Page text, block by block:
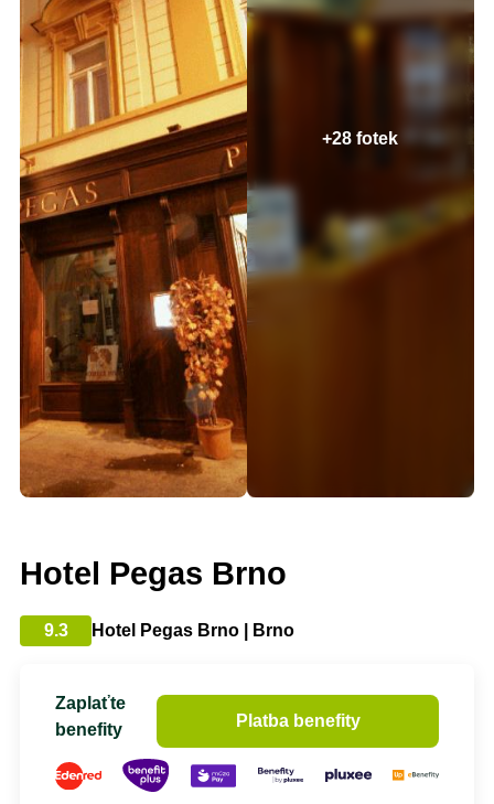
+28 fotek
Hotel Pegas Brno
9.3 Hotel Pegas Brno | Brno
Zaplaťte
benefity
Platba benefity